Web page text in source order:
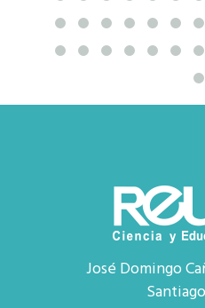
José Domingo